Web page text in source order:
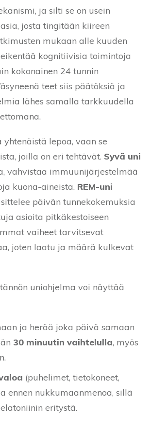
ja silti se on usein
josta tingitään kiireen
mukaan alle kuuden
kognitiivisia toimintoja
kokonainen 24 tunnin
teet siis päätöksiä ja
lähes samalla tarkkuudella
yhtenäistä lepoa, vaan se
joilla on eri tehtävät. Syvä uni
vahvistaa immuunijärjestelmää
kuona-aineista. REM-uni
päivän tunnekokemuksia
asioita pitkäkestoiseen
vaiheet tarvitsevat
joten laatu ja määrä kulkevat
uniohjelma voi näyttää
ja herää joka päivä samaan
30 minuutin vaihtelulla, myös
(puhelimet, tietokoneet,
ennen nukkumaanmenoa, sillä
eritystä.